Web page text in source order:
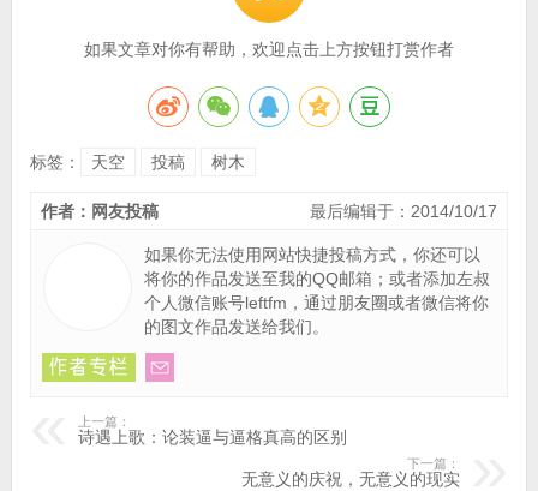
如果文章对你有帮助，欢迎点击上方按钮打赏作者
标签： 天空 投稿 树木
最后编辑于：2014/10/17
作者：网友投稿
如果你无法使用网站快捷投稿方式，你还可以
将你的作品发送至我的QQ邮箱 ；或者添加左叔
个人微信账号leftfm，通过朋友圈或者微信将你
的图文作品发送给我们。
上一篇：
诗遇上歌：论装逼与逼格真高的区别
下一篇：
无意义的庆祝，无意义的现实